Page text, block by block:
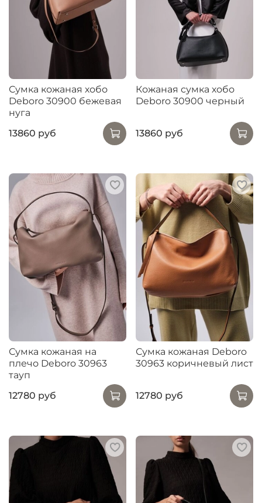
Сумка кожаная хобо
Deboro 30900 бежевая
нуга
13860 руб
Кожаная сумка хобо
Deboro 30900 черный
13860 руб
Сумка кожаная на
плечо Deboro 30963
тауп
12780 руб
Сумка кожаная Deboro
30963 коричневый лист
12780 руб